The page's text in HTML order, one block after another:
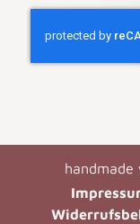
handmade